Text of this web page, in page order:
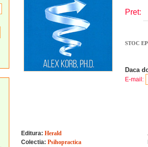
Pret:
STOC
Daca
E-mail:
Editura: Herald
Colectia: Psihopractica